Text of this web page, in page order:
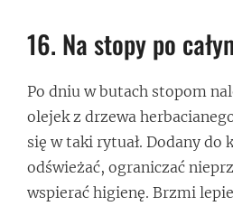
16. Na stopy po
Po dniu w butach stopom
olejek z drzewa
się w taki rytuał. Dodany do
odświeżać, ograniczać
wspierać higienę. Brzmi